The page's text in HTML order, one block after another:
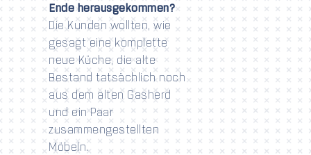
Ende herausgekommen?
Die Kunden wollten, wie
gesagt eine komplette
neue Küche, die alte
Bestand tatsächlich noch
aus dem alten Gasherd
und ein Paar
zusammengestellten
Möbeln.